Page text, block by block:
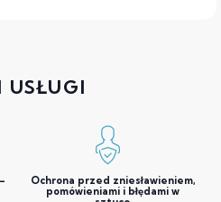
USŁUGI
Ochrona przed zniesławieniem,
pomówieniami i błędami w